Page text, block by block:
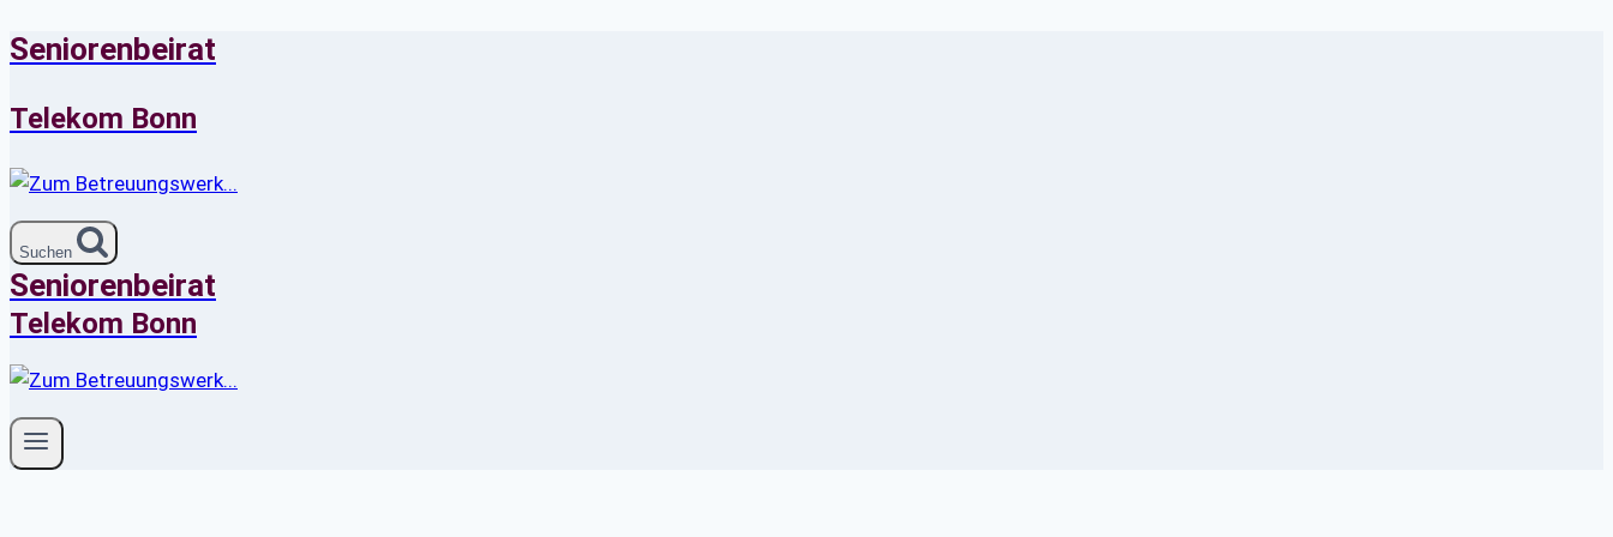
Zum
springen
Seniorenbeirat
Telekom Bonn
Suchen
Seniorenbeirat
Telekom Bonn